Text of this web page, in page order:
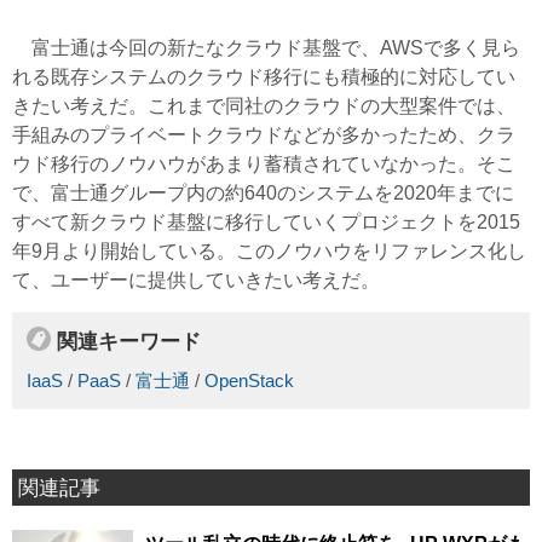
富士通は今回の新たなクラウド基盤で、AWSで多く見ら
れる既存システムのクラウド移行にも積極的に対応してい
きたい考えだ。これまで同社のクラウドの大型案件では、
手組みのプライベートクラウドなどが多かったため、クラ
ウド移行のノウハウがあまり蓄積されていなかった。そこ
で、富士通グループ内の約640のシステムを2020年までに
すべて新クラウド基盤に移行していくプロジェクトを2015
年9月より開始している。このノウハウをリファレンス化し
て、ユーザーに提供していきたい考えだ。
関連キーワード
IaaS / PaaS / 富士通 / OpenStack
関連記事